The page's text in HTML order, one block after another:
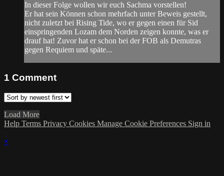
In dieser Folge wollen wir euch Sachma vorstellen!
Er hat sein Können schon mehrfach unter Beweis gestellt,
nicht zuletzt bei Rising Tide, wo er gegen einen für Sid
einspringenden Lozam dem Norden zeigen konnte, was er
drauf hat! Zuvor hat er schon bei der FOB als Demutras
gegen Requiem und späte...
1 Comment
Load More
Help Terms Privacy Cookies Manage Cookie Preferences Sign in
×